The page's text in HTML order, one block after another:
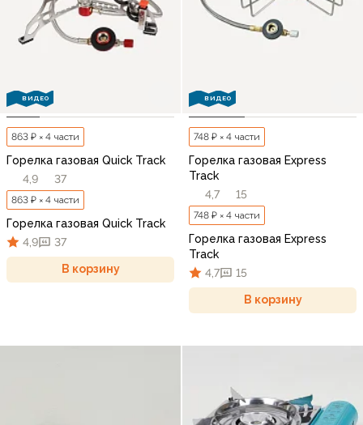
ВИДЕО
863 ₽ × 4 части
Горелка газовая Quick Track
4,9
37
863 ₽ × 4 части
Горелка газовая Quick Track
4,9
37
В корзину
ВИДЕО
748 ₽ × 4 части
Горелка газовая Express
Track
4,7
15
748 ₽ × 4 части
Горелка газовая Express
Track
4,7
15
В корзину